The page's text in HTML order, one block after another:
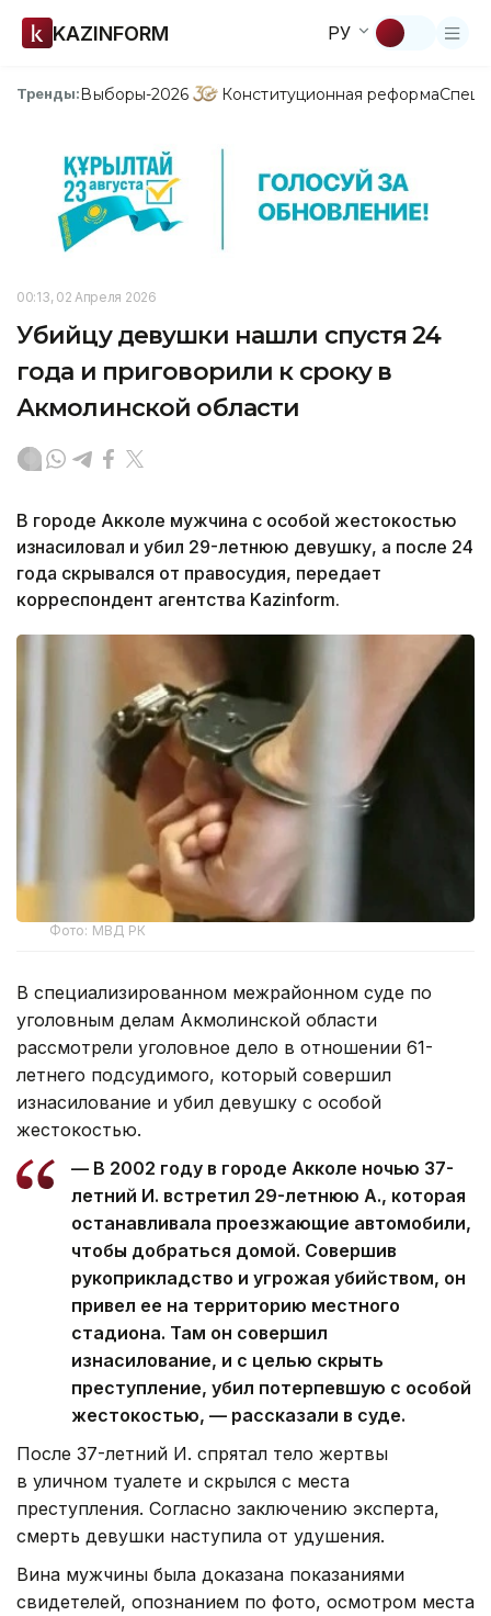
KAZINFORM РУ
Тренды:Выборы-2026 Конституционная реформа
00:13, 02 Апреля 2026
Убийцу девушки нашли спустя 24
года и приговорили к сроку в
Акмолинской области
В городе Акколе мужчина с особой жестокостью
изнасиловал и убил 29-летнюю девушку, а после 24
года скрывался от правосудия, передает
корреспондент агентства Kazinform.
Фото: МВД РК
В специализированном межрайонном суде по
уголовным делам Акмолинской области
рассмотрели уголовное дело в отношении 61-
летнего подсудимого, который совершил
изнасилование и убил девушку с особой
жестокостью.
— В 2002 году в городе Акколе ночью 37-
летний И. встретил 29-летнюю А., которая
останавливала проезжающие автомобили,
чтобы добраться домой. Совершив
рукоприкладство и угрожая убийством, он
привел ее на территорию местного
стадиона. Там он совершил
изнасилование, и с целью скрыть
преступление, убил потерпевшую с особой
жестокостью, — рассказали в суде.
После 37-летний И. спрятал тело жертвы
в уличном туалете и скрылся с места
преступления. Согласно заключению эксперта,
смерть девушки наступила от удушения.
Вина мужчины была доказана показаниями
свидетелей, опознанием по фото, осмотром места